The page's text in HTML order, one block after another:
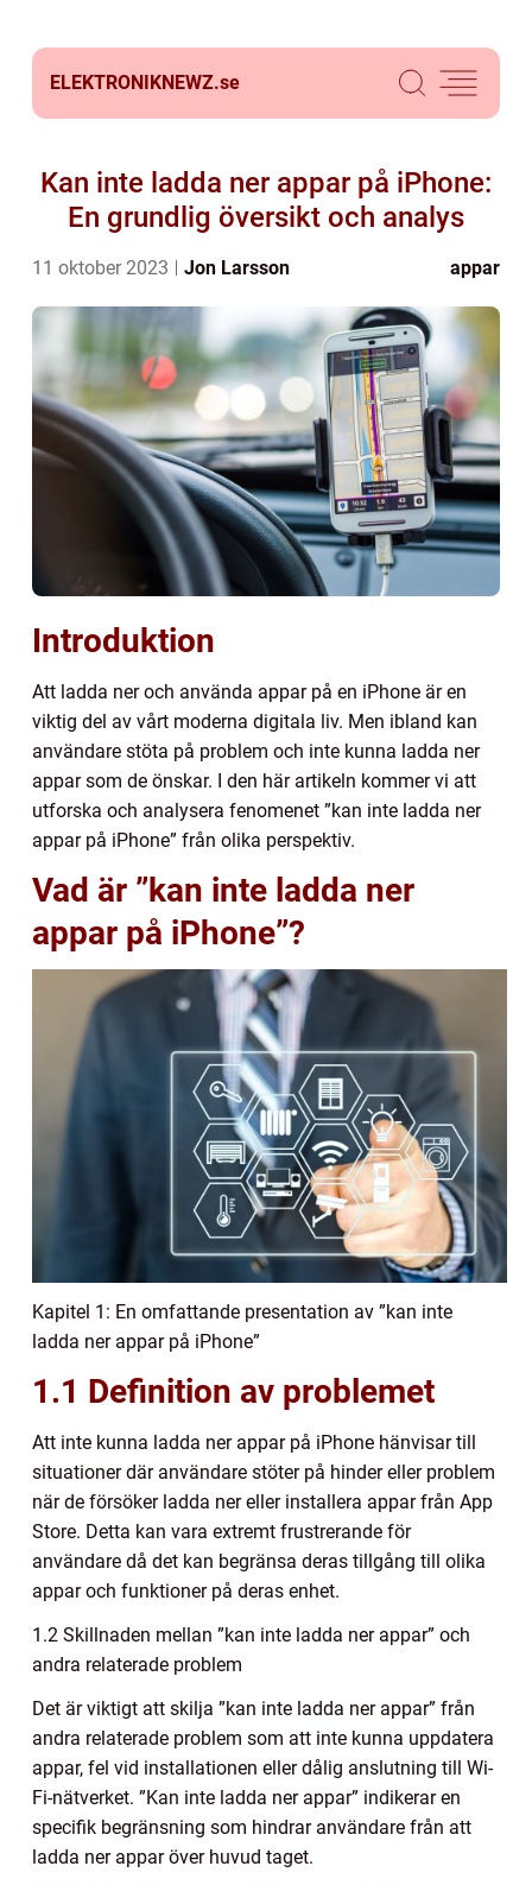
ELEKTRONIKNEWZ.se
Kan inte ladda ner appar på iPhone:
En grundlig översikt och analys
11 oktober 2023 Jon Larsson appar
Introduktion
Att ladda ner och använda appar på en iPhone är en
viktig del av vårt moderna digitala liv. Men ibland kan
användare stöta på problem och inte kunna ladda ner
appar som de önskar. I den här artikeln kommer vi att
utforska och analysera fenomenet ”kan inte ladda ner
appar på iPhone” från olika perspektiv.
Vad är ”kan inte ladda ner
appar på iPhone”?
Kapitel 1: En omfattande presentation av ”kan inte
ladda ner appar på iPhone”
1.1 Definition av problemet
Att inte kunna ladda ner appar på iPhone hänvisar till
situationer där användare stöter på hinder eller problem
när de försöker ladda ner eller installera appar från App
Store. Detta kan vara extremt frustrerande för
användare då det kan begränsa deras tillgång till olika
appar och funktioner på deras enhet.
1.2 Skillnaden mellan ”kan inte ladda ner appar” och
andra relaterade problem
Det är viktigt att skilja ”kan inte ladda ner appar” från
andra relaterade problem som att inte kunna uppdatera
appar, fel vid installationen eller dålig anslutning till Wi-
Fi-nätverket. ”Kan inte ladda ner appar” indikerar en
specifik begränsning som hindrar användare från att
ladda ner appar över huvud taget.